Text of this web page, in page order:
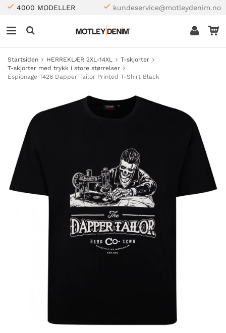
4000 MODELLER kundeservice@motleydenim.no
Startsiden HERREKLÆR 2XL-14XL
T-skjorter
T-skjorter med trykk i store størrelser
Espionage T426 Dapper Tailor Printed T-Shirt Black